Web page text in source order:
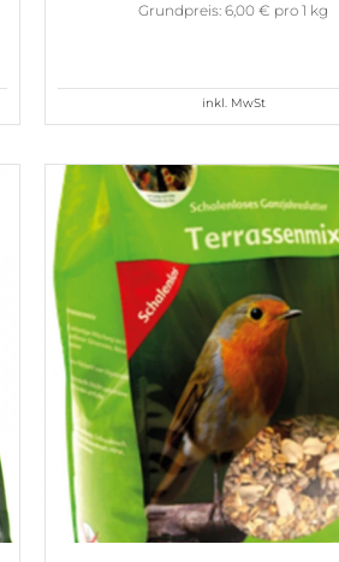
Grundpreis: 6,00 € pro 1 kg
inkl. MwSt